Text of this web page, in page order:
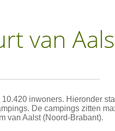
van
inwoners. Hieronder
De campings zitten
van Aalst (Noord-Brabant).